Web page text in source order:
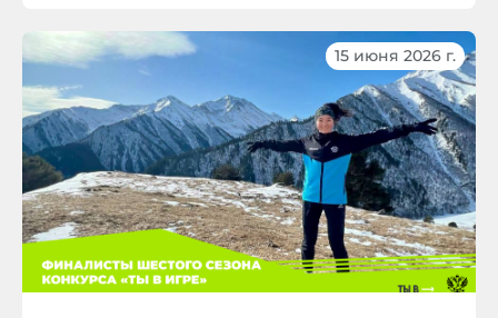
15 июня 2026 г.